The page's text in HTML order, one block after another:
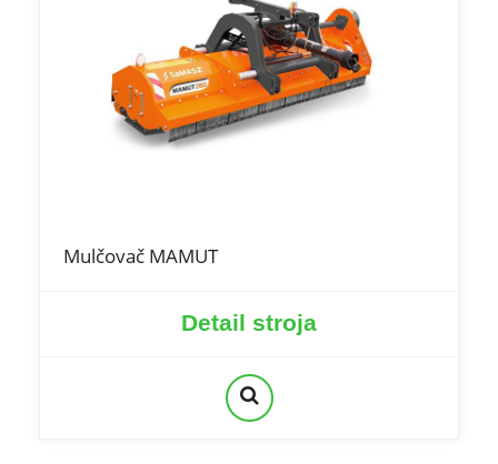
Mulčovač MAMUT
Detail stroja